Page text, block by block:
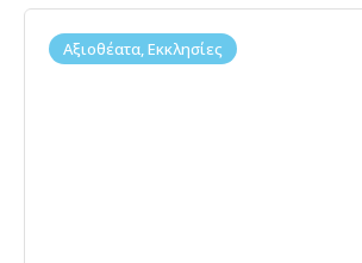
Δεν υπάρχουν ακόμα αξιολογήσεις
Αξιοθέατα, Εκκλησίες